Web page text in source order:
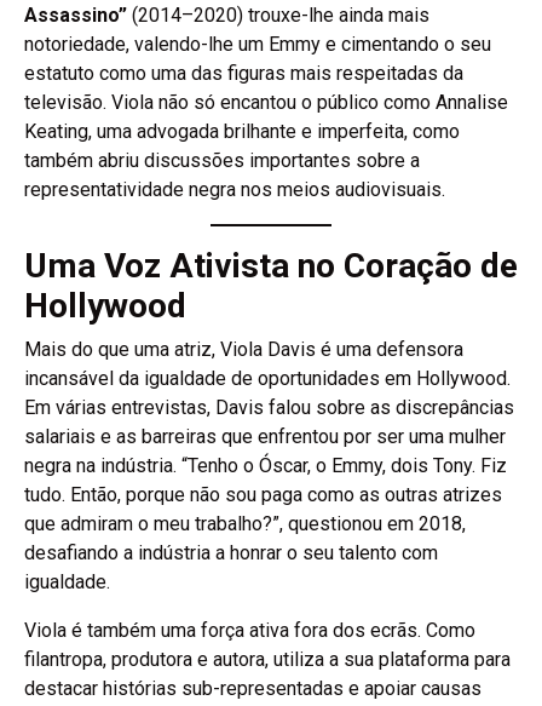
Assassino” (2014–2020) trouxe-lhe ainda mais
notoriedade, valendo-lhe um Emmy e cimentando o seu
estatuto como uma das figuras mais respeitadas da
televisão. Viola não só encantou o público como Annalise
Keating, uma advogada brilhante e imperfeita, como
também abriu discussões importantes sobre a
representatividade negra nos meios audiovisuais.
Uma Voz Ativista no Coração de
Hollywood
Mais do que uma atriz, Viola Davis é uma defensora
incansável da igualdade de oportunidades em Hollywood.
Em várias entrevistas, Davis falou sobre as discrepâncias
salariais e as barreiras que enfrentou por ser uma mulher
negra na indústria. “Tenho o Óscar, o Emmy, dois Tony. Fiz
tudo. Então, porque não sou paga como as outras atrizes
que admiram o meu trabalho?”, questionou em 2018,
desafiando a indústria a honrar o seu talento com
igualdade.
Viola é também uma força ativa fora dos ecrãs. Como
filantropa, produtora e autora, utiliza a sua plataforma para
destacar histórias sub-representadas e apoiar causas